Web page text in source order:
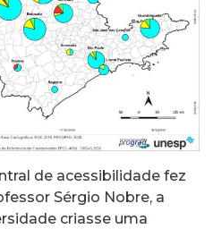
de acessibilidade fez
Sérgio Nobre, a
criasse uma